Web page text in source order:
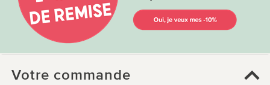
Votre commande